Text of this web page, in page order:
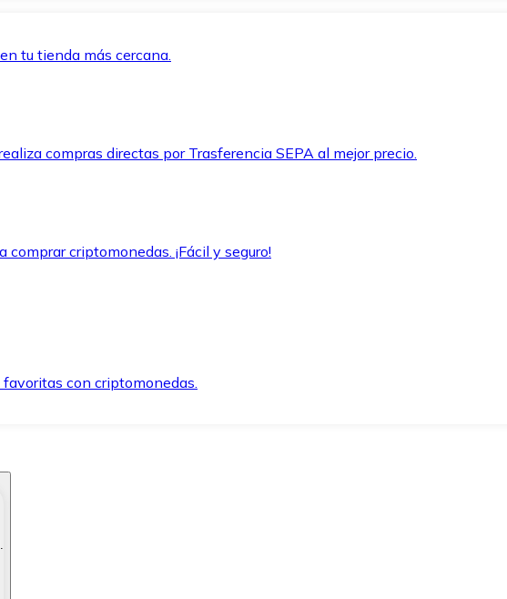
tu tienda más cercana.
compras directas por Trasferencia SEPA al mejor precio.
criptomonedas. ¡Fácil y seguro!
con criptomonedas.
métodos de pago.
y segura.